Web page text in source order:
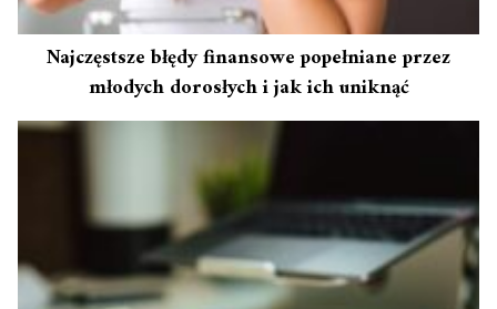
Najczęstsze błędy finansowe popełniane przez
młodych dorosłych i jak ich uniknąć